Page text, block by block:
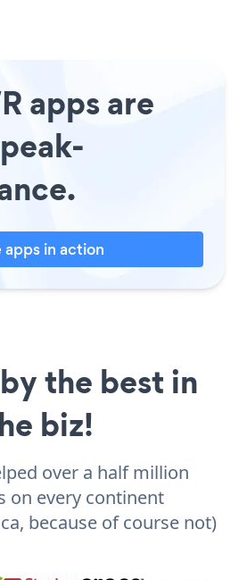
apps are
apps in action
the best in
biz!
over a half million
on every continent
because of course not)